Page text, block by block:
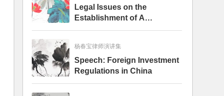
Legal Issues on the
Establishment of A
Warehouse or Distribution
杨春宝律师演讲集
Speech: Foreign Investment
Regulations in China